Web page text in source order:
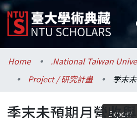
Communities & Collections
Research Outputs
Fundings & Projects
Home
Project / 研究計畫
Export
季末未預期月營收與